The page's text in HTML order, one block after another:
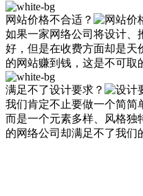
网站价格不合适？
如果一家网络公司将设计、
好，但是在收费方面却是天
的网站赚到钱，这是不可取
满足不了设计要求？
我们肯定不止要做一个简简
而是一个元素多样、风格独
的网络公司却满足不了我们